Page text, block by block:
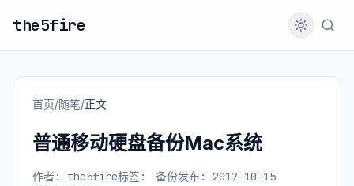
the5fire
首页/随笔/正文
普通移动硬盘备份Mac系统
作者: the5fire标签: 备份发布: 2017-10-15